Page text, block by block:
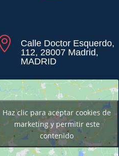
Calle Doctor Esquerdo,
112, 28007 Madrid,
MADRID
Haz clic para aceptar cookies de
marketing y permitir este
contenido